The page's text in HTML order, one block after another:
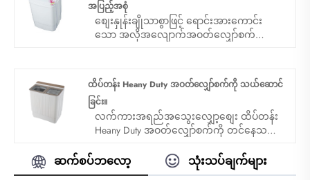
နေသည်။
အပြည့်အစုံ
စျေးနှုန်းချိုသာစွာဖြင့် ရောင်းအားကောင်း
သော အလိုအလျောက်အဝတ်လျှော်စက်
အဝတ်လျှော်စက် အခြောက်ခံစက်
ထုတ်လုပ်သူနှင့် ပေးသွင်းသူဖြစ်သည်။
ထိပ်တန်း Heany Duty အဝတ်လျှော်စက်ကို သယ်ဆောင်
ခြင်း။
လက်ကားအရည်အသွေးလျှော့စျေး ထိပ်တန်း
Heany Duty အဝတ်လျှော်စက်ကို တင်နေသည်။
Heany Duty အဝတ်လျှော်စက် ထုတ်လုပ်သူနှင့်
တင်သွင်းသူဖြစ်သည်။
ဆက်စပ်ဘလော့ သုံးသပ်ချက်များ